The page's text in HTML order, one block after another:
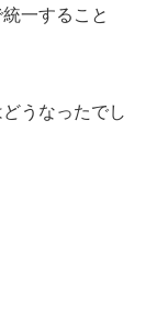
一すること
うなったでし